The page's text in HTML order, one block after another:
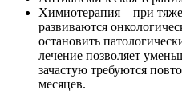
Химиотерапия – при
развиваются
остановить
лечение позволяет
зачастую требуются
месяцев.